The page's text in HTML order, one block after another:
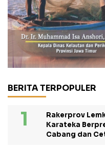
BERITA TERPOPULER
Rakerprov
Karateka
Cabang dan